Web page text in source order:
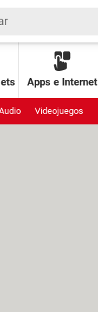
Apps e Internet
Videojuegos